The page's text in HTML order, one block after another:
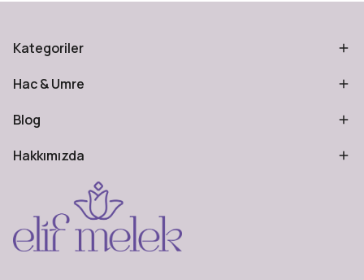
Kategoriler
Hac & Umre
Blog
Hakkımızda